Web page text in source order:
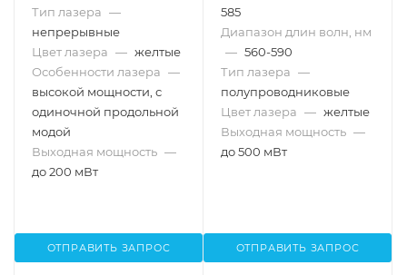
Тип лазера —
непрерывные
Цвет лазера — желтые
Особенности лазера —
высокой мощности, с
одиночной продольной
модой
Выходная мощность —
до 200 мВт
ОТПРАВИТЬ ЗАПРОС
585
Диапазон длин волн, нм
— 560-590
Тип лазера —
полупроводниковые
Цвет лазера — желтые
Выходная мощность —
до 500 мВт
ОТПРАВИТЬ ЗАПРОС